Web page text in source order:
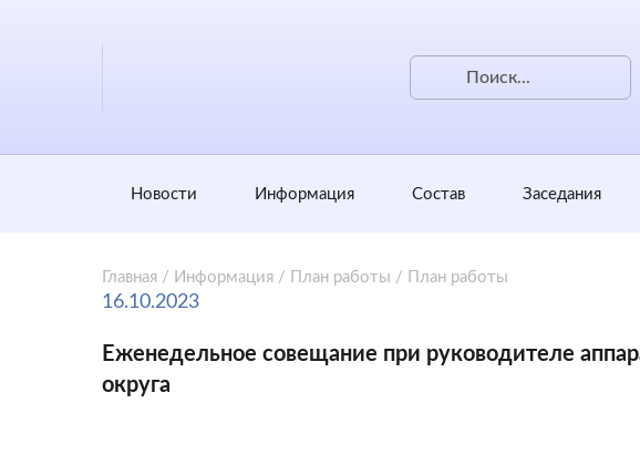
Новости Информация Состав Заседания
Главная / Информация / План работы / План работы
16.10.2023
Еженедельное совещание при руководителе
округа